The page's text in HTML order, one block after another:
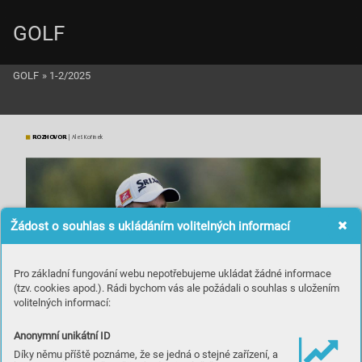
Žádost o souhlas s ukládáním volitelných informací
Pro základní fungování webu nepotřebujeme ukládat žádné informace
(tzv. cookies apod.). Rádi bychom vás ale požádali o souhlas s uložením
volitelných informací:
Anonymní unikátní ID
Díky němu příště poznáme, že se jedná o stejné zařízení, a
ROZHOVOR | Al eš Kořínek
GOLF
GOLF » 1-2/2025